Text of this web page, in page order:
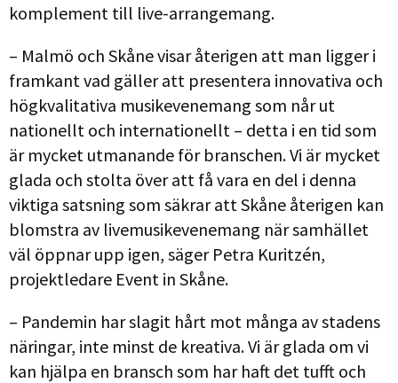
komplement till live-arrangemang.
– Malmö och Skåne visar återigen att man ligger i
framkant vad gäller att presentera innovativa och
högkvalitativa musikevenemang som når ut
nationellt och internationellt – detta i en tid som
är mycket utmanande för branschen. Vi är mycket
glada och stolta över att få vara en del i denna
viktiga satsning som säkrar att Skåne återigen kan
blomstra av livemusikevenemang när samhället
väl öppnar upp igen, säger Petra Kuritzén,
projektledare Event in Skåne.
– Pandemin har slagit hårt mot många av stadens
näringar, inte minst de kreativa. Vi är glada om vi
kan hjälpa en bransch som har haft det tufft och